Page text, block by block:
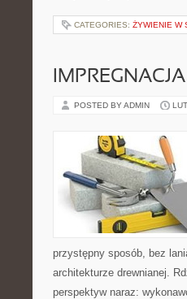
CATEGORIES: ŻYWIENIE W
POSTED BY ADMIN
przystępny sposób, bez
architekturze drewnianej.
perspektyw naraz: